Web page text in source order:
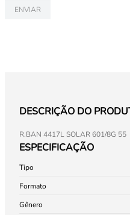
ENVIAR
DESCRIÇÃO DO
R.BAN 4417L SOLAR 601/8G 55
ESPECIFICAÇÃO
Tipo
Formato
Gênero